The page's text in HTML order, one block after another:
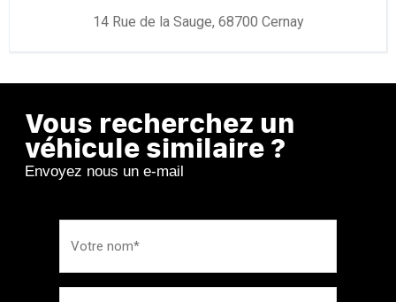
14 Rue de la Sauge, 68700 Cernay
Vous recherchez un
véhicule similaire ?
Envoyez nous un e-mail